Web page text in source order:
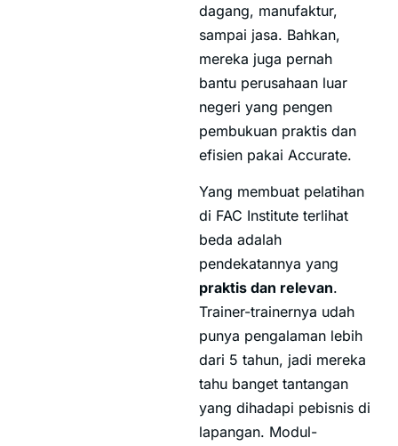
dagang, manufaktur,
sampai jasa. Bahkan,
mereka juga pernah
bantu perusahaan luar
negeri yang pengen
pembukuan praktis dan
efisien pakai Accurate.
Yang membuat pelatihan
di FAC Institute terlihat
beda adalah
pendekatannya yang
praktis dan relevan.
Trainer-trainernya udah
punya pengalaman lebih
dari 5 tahun, jadi mereka
tahu banget tantangan
yang dihadapi pebisnis di
lapangan. Modul-